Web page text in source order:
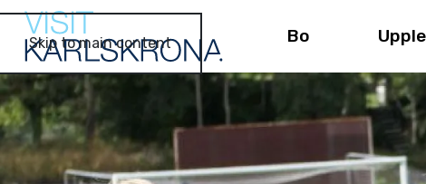
Skip to main content Bo